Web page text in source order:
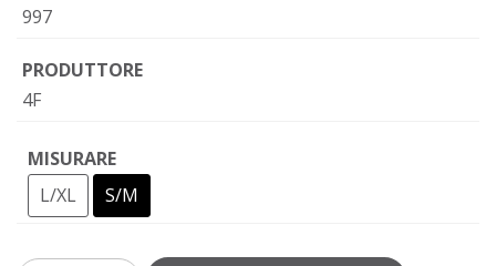
997
PRODUTTORE
4F
MISURARE
L/XL
S/M